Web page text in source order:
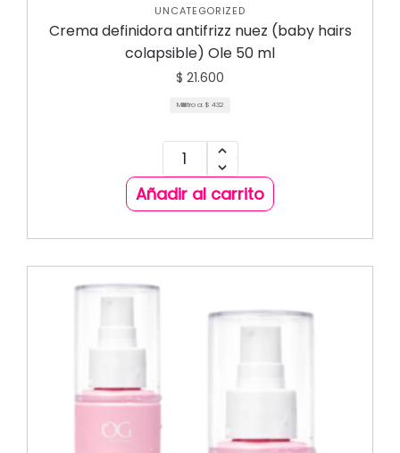
UNCATEGORIZED
Crema definidora antifrizz nuez (baby hairs
colapsible) Ole 50 ml
$ 21.600
Mililitro a: $ 432
Añadir al carrito